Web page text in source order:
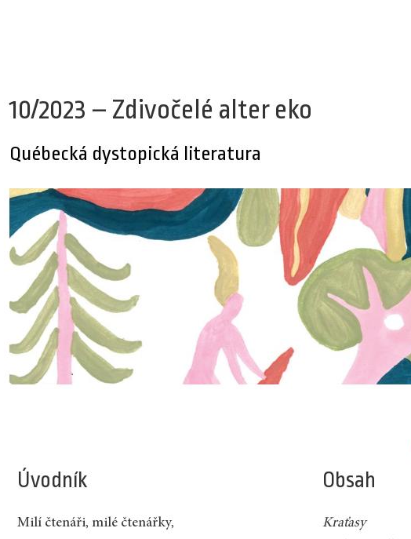
10/2023 – Zdivočelé alter eko
Québecká dystopická literatura
Úvodník
Milí čtenáři, milé čtenářky,
Obsah
Kraťasy